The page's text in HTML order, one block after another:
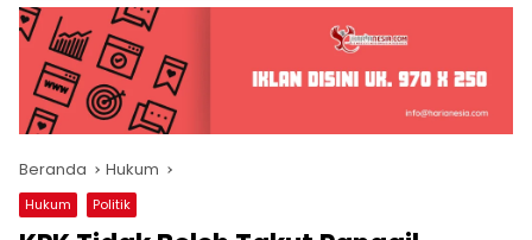
Beranda Hukum
Hukum Politik